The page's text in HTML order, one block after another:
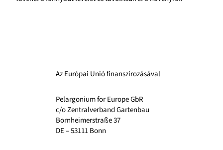
Az Európai Unió finanszírozásával
Pelargonium for Europe GbR
c/o Zentralverband Gartenbau
Bornheimerstraße 37
DE – 53111 Bonn